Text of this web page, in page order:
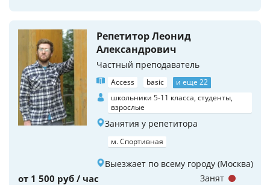
Репетитор Леонид
Александрович
Частный преподаватель
Access basic
и еще 22
школьники 5-11 класса, студенты,
взрослые
Занятия у репетитора
м. Спортивная
Выезжает по всему городу (Москва)
от 1 500 руб / час Занят